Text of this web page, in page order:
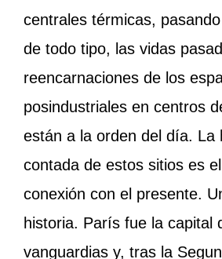
centrales térmicas,
de todo tipo, las vidas
reencarnaciones de los
posindustriales en centros
están a la orden del día. La
contada de estos sitios es
conexión con el presente.
historia. París fue la capital
vanguardias y, tras la